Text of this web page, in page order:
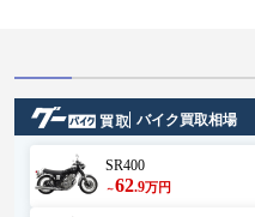
バイク買取相場
SR400
～62.9万円